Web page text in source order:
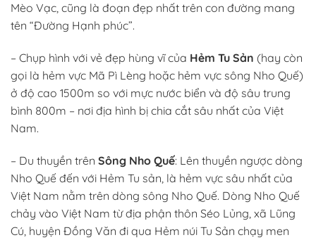
Mèo Vạc, cũng là đoạn đẹp nhất trên con đường mang
tên “Đường Hạnh phúc”.
– Chụp hình với vẻ đẹp hùng vĩ của Hẻm Tu Sản (hay còn
gọi là hẻm vực Mã Pì Lèng hoặc hẻm vực sông Nho Quế)
ở độ cao 1500m so với mực nước biển và độ sâu trung
bình 800m – nơi địa hình bị chia cắt sâu nhất của Việt
Nam.
– Du thuyền trên Sông Nho Quế: Lên thuyền ngược dòng
Nho Quế đến với Hẻm Tu sản, là hẻm vực sâu nhất của
Việt Nam nằm trên dòng sông Nho Quế. Dòng Nho Quế
chảy vào Việt Nam từ địa phận thôn Séo Lủng, xã Lũng
Cú, huyện Đồng Văn đi qua Hẻm núi Tu Sản chạy men